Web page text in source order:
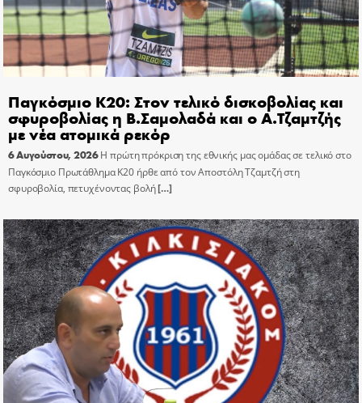
Παγκόσμιο Κ20: Στον τελικό δισκοβολίας και
σφυροβολίας η Β.Σαμολαδά και ο Α.Τζαμτζής
με νέα ατομικά ρεκόρ
6 Αυγούστου, 2026 Η πρώτη πρόκριση της εθνικής μας ομάδας σε τελικό στο
Παγκόσμιο Πρωτάθλημα Κ20 ήρθε από τον Αποστόλη Τζαμτζή στη
σφυροβολία, πετυχένοντας βολή[…]